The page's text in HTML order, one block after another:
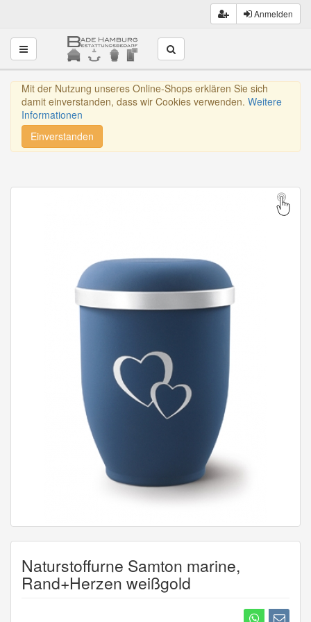
Anmelden
Toggle navigation
Mit der Nutzung unseres Online-Shops erklären Sie sich
damit einverstanden, dass wir Cookies verwenden. Weitere
Informationen
Einverstanden
Naturstoffurne Samton marine,
Rand+Herzen weißgold